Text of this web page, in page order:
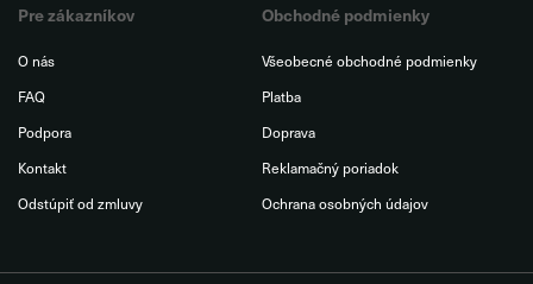
Pre zákazníkov
O nás
FAQ
Podpora
Kontakt
Odstúpiť od zmluvy
Obchodné podmienky
Všeobecné obchodné podmienky
Platba
Doprava
Reklamačný poriadok
Ochrana osobných údajov